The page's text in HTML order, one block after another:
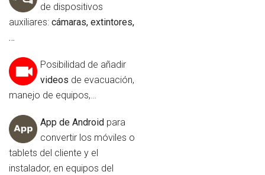
de dispositivos
auxiliares: cámaras, extintores,
…
Posibilidad de añadir
videos de evacuación,
manejo de equipos,…
App de Android para
convertir los móviles o
tablets del cliente y el
instalador, en equipos del